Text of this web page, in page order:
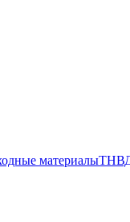
материалы